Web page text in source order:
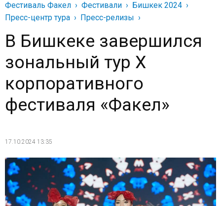
Фестиваль Факел Фестивали
Бишкек 2024
Пресс-центр тура
Пресс-релизы
В Бишкеке завершился
зональный тур X
корпоративного
фестиваля «Факел»
17.10.2024 13:35